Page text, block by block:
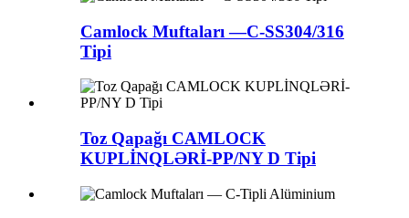
Camlock Muftaları —C-SS304/316
Tipi
Toz Qapağı CAMLOCK
KUPLİNQLƏRİ-PP/NY D Tipi